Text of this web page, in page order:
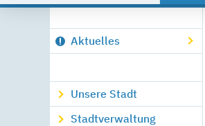
Aktuelles
Unsere Stadt
Stadtverwaltung